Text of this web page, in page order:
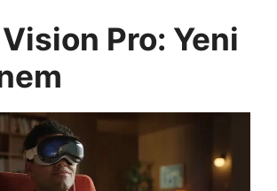
Pro: Yeni